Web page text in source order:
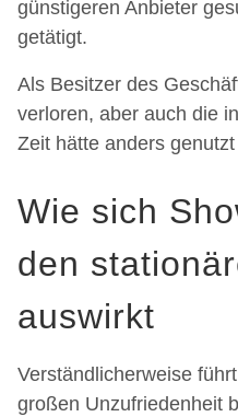
günstigeren Anbieter
getätigt.
Als Besitzer des
verloren, aber auch die
Zeit hätte anders
Wie sich
den
auswirkt
Verständlicherweise
großen Unzufriedenheit